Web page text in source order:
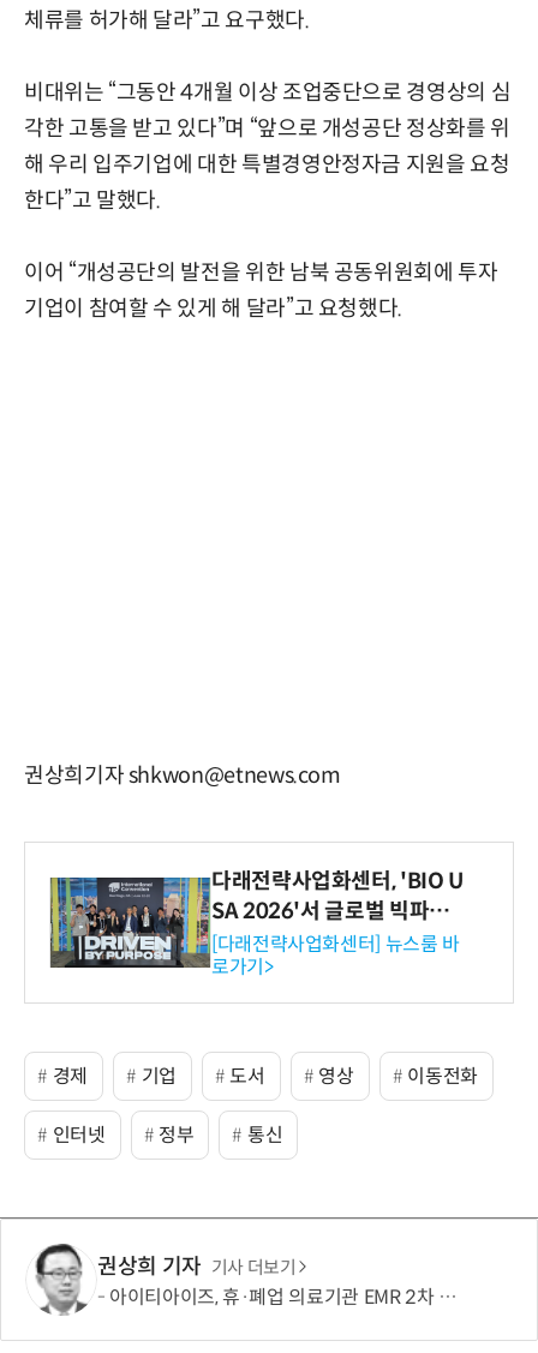
체류를 허가해 달라”고 요구했다.
비대위는 “그동안 4개월 이상 조업중단으로 경영상의 심
각한 고통을 받고 있다”며 “앞으로 개성공단 정상화를 위
해 우리 입주기업에 대한 특별경영안정자금 지원을 요청
한다”고 말했다.
이어 “개성공단의 발전을 위한 남북 공동위원회에 투자
기업이 참여할 수 있게 해 달라”고 요청했다.
권상희기자 shkwon@etnews.com
다래전략사업화센터, 'BIO U
SA 2026'서 글로벌 빅파마
와의 비즈니스 미팅 지원…K
-바이오 해외 진출 교두보 확
보
[다래전략사업화센터] 뉴스룸 바
로가기>
경제 기업 도서 영상 이동전화
인터넷 정부 통신
권상희 기자 기사 더보기
아이티아이즈, 휴·폐업 의료기관 EMR 2차 확산사업 연속 수주…국가 의료데이터 플랫폼 경쟁력 강화